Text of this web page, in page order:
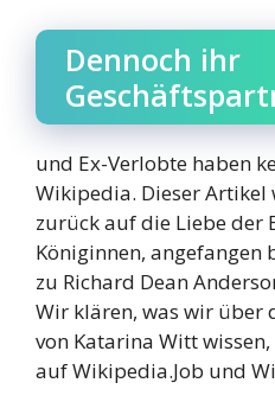
Dennoch ihr
und Ex-Verlobte haben
Wikipedia. Dieser
zurück auf die Liebe der
Königinnen, angefangen
zu Richard Dean
Wir klären, was wir über
von Katarina Witt
auf Wikipedia.Job und